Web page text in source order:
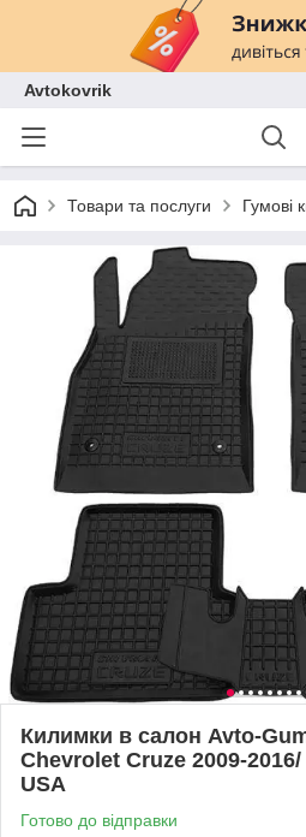
Avtokovrik
Товари та послуги Гумові
Килимки в салон Avto-
Chevrolet Cruze 2009-
USA
Готово до відправки